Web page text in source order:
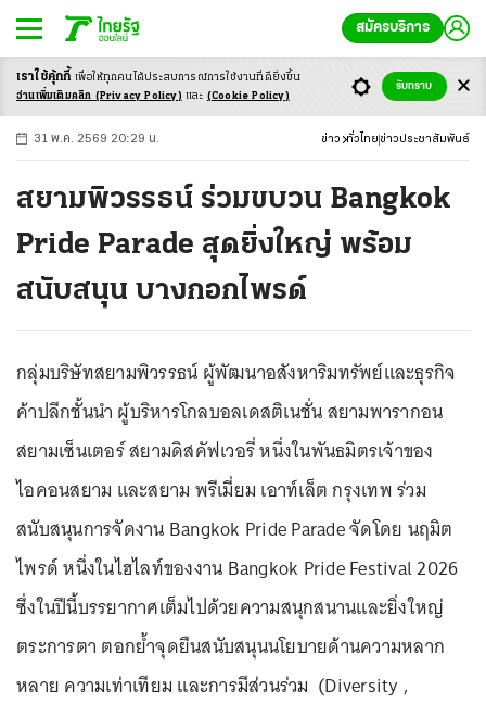
สมัครบริการ
-ก ก ก+
31 พ.ค. 2569 20:29 น. ข่าว ทั่วไทย ข่าวประชาสัมพันธ์
สยามพิวรรธน์ ร่วมขบวน Bangkok
Pride Parade สุดยิ่งใหญ่ พร้อม
สนับสนุน บางกอกไพรด์
กลุ่มบริษัทสยามพิวรรธน์ ผู้พัฒนาอสังหาริมทรัพย์และธุรกิจ
ค้าปลีกชั้นนำ ผู้บริหารโกลบอลเดสติเนชั่น สยามพารากอน
สยามเซ็นเตอร์ สยามดิสคัฟเวอรี่ หนึ่งในพันธมิตรเจ้าของ
ไอคอนสยาม และสยาม พรีเมี่ยม เอาท์เล็ต กรุงเทพ ร่วม
สนับสนุนการจัดงาน Bangkok Pride Parade จัดโดย นฤมิต
ไพรด์ หนึ่งในไฮไลท์ของงาน Bangkok Pride Festival 2026
ซึ่งในปีนี้บรรยากาศเต็มไปด้วยความสนุกสนานและยิ่งใหญ่
ตระการตา ตอกย้ำจุดยืนสนับสนุนนโยบายด้านความหลาก
หลาย ความเท่าเทียม และการมีส่วนร่วม (Diversity ,
เราใช้คุ้กกี้ เพื่อให้ทุกคนได้ประสบการณ์การใช้งานที่ดียิ่งขึ้น
อ่านเพิ่มเติมคลิก (Privacy Policy) และ (Cookie Policy)
รับทราบ